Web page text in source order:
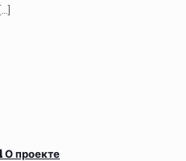
[…]
О проекте